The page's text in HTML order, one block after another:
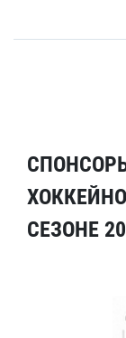
СЕЗОНЕ